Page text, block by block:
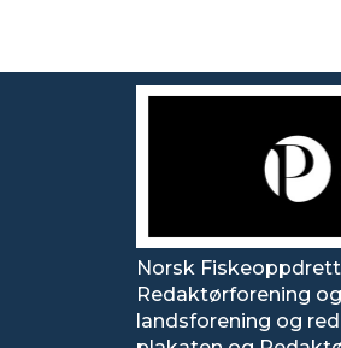
Norsk
Redaktørforening
landsforening og